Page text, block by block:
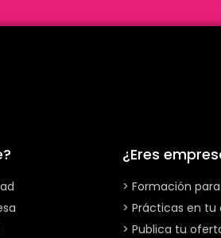
¿Eres
> Formación
> Prácticas en tu
> Publica tu